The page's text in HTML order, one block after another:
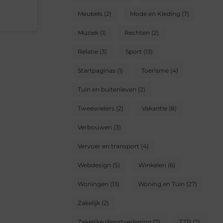
Meubels (2) Mode en Kleding (7)
Muziek (1) Rechten (2)
Relatie (3) Sport (13)
Startpaginas (1) Toerisme (4)
Tuin en buitenleven (2)
Tweewielers (2) Vakantie (8)
Verbouwen (3)
Vervoer en transport (4)
Webdesign (5) Winkelen (6)
Woningen (13) Woning en Tuin (27)
Zakelijk (2)